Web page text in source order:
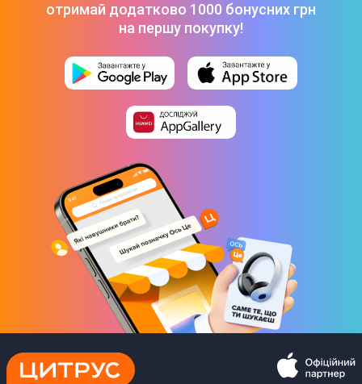
отримай додатково 1000 бонусних грн
на першу покупку!